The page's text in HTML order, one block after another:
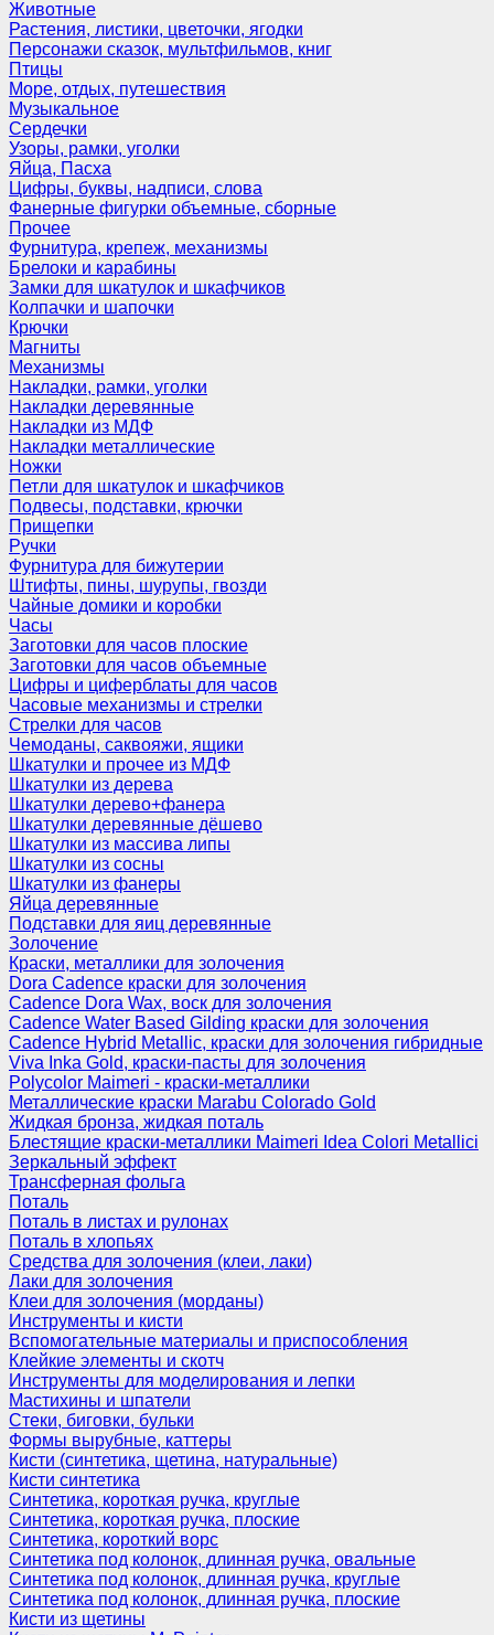
Животные
Растения, листики, цветочки, ягодки
Персонажи сказок, мультфильмов, книг
Птицы
Море, отдых, путешествия
Музыкальное
Сердечки
Узоры, рамки, уголки
Яйца, Пасха
Цифры, буквы, надписи, слова
Фанерные фигурки объемные, сборные
Прочее
Фурнитура, крепеж, механизмы
Брелоки и карабины
Замки для шкатулок и шкафчиков
Колпачки и шапочки
Крючки
Магниты
Механизмы
Накладки, рамки, уголки
Накладки деревянные
Накладки из МДФ
Накладки металлические
Ножки
Петли для шкатулок и шкафчиков
Подвесы, подставки, крючки
Прищепки
Ручки
Фурнитура для бижутерии
Штифты, пины, шурупы, гвозди
Чайные домики и коробки
Часы
Заготовки для часов плоские
Заготовки для часов объемные
Цифры и циферблаты для часов
Часовые механизмы и стрелки
Стрелки для часов
Чемоданы, саквояжи, ящики
Шкатулки и прочее из МДФ
Шкатулки из дерева
Шкатулки дерево+фанера
Шкатулки деревянные дёшево
Шкатулки из массива липы
Шкатулки из сосны
Шкатулки из фанеры
Яйца деревянные
Подставки для яиц деревянные
Золочение
Краски, металлики для золочения
Dora Cadence краски для золочения
Cadence Dora Wax, воск для золочения
Cadence Water Based Gilding краски для золочения
Cadence Hybrid Metallic, краски для золочения гибридные
Viva Inka Gold, краски-пасты для золочения
Polycolor Maimeri - краски-металлики
Металлические краски Marabu Colorado Gold
Жидкая бронза, жидкая поталь
Блестящие краски-металлики Maimeri Idea Colori Metallici
Зеркальный эффект
Трансферная фольга
Поталь
Поталь в листах и рулонах
Поталь в хлопьях
Средства для золочения (клеи, лаки)
Лаки для золочения
Клеи для золочения (морданы)
Инструменты и кисти
Вспомогательные материалы и приспособления
Клейкие элементы и скотч
Инструменты для моделирования и лепки
Мастихины и шпатели
Стеки, биговки, бульки
Формы вырубные, каттеры
Кисти (синтетика, щетина, натуральные)
Кисти синтетика
Синтетика, короткая ручка, круглые
Синтетика, короткая ручка, плоские
Синтетика, короткий ворс
Синтетика под колонок, длинная ручка, овальные
Синтетика под колонок, длинная ручка, круглые
Синтетика под колонок, длинная ручка, плоские
Кисти из щетины